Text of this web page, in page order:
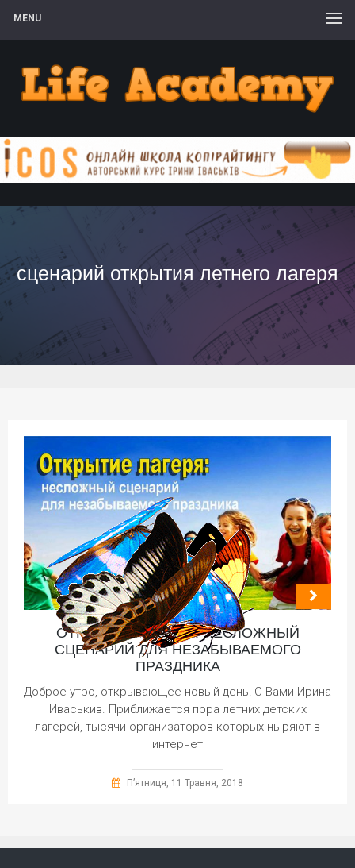
MENU
сценарий открытия летнего лагеря
ОТКРЫТИЕ ЛАГЕРЯ: НЕСЛОЖНЫЙ
СЦЕНАРИЙ ДЛЯ НЕЗАБЫВАЕМОГО
ПРАЗДНИКА
Доброе утро, открывающее новый день! С Вами Ирина
Иваськив. Приближается пора летних детских
лагерей, тысячи организаторов которых ныряют в
интернет
П’ятниця, 11 Травня, 2018